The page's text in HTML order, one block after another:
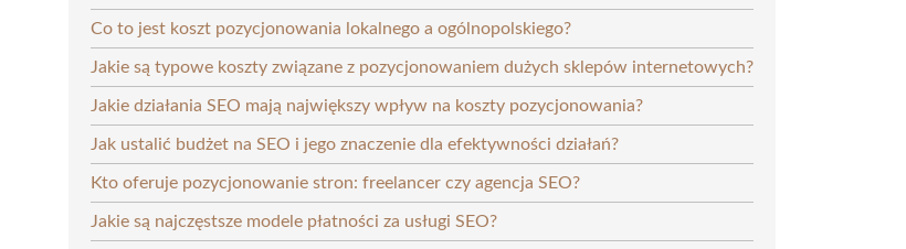
Co to jest koszt pozycjonowania lokalnego a ogólnopolskiego?
Jakie są typowe koszty związane z pozycjonowaniem dużych sklepów internetowych?
Jakie działania SEO mają największy wpływ na koszty pozycjonowania?
Jak ustalić budżet na SEO i jego znaczenie dla efektywności działań?
Kto oferuje pozycjonowanie stron: freelancer czy agencja SEO?
Jakie są najczęstsze modele płatności za usługi SEO?